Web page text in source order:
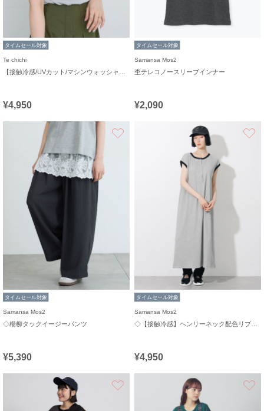
タイムセール対象
Te chichi
¥4,950
タイムセール対象
Samansa Mos2
杢テレコノースリーブインナー
¥2,090
タイムセール対象
Samansa Mos2
◇楊柳タックイージーパンツ
¥5,390
タイムセール対象
Samansa Mos2
¥4,950